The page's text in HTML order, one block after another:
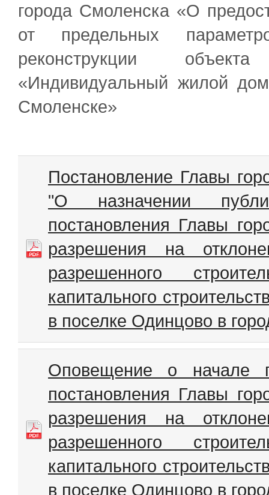
города Смоленска «О
от предельных
реконструкции
«Индивидуальный жилой
Смоленске»
Постановление Главы
"О назначении
постановления Главы
разрешения на
разрешенного
капитального
в поселке Одинцово в
Оповещение о начале
постановления Главы
разрешения на
разрешенного
капитального
в поселке Одинцово в